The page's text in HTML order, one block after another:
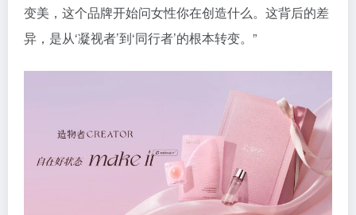
变美，这个品牌开始问女性你在创造什么。这背后的差
异，是从‘凝视者’到‘同行者’的根本转变。”